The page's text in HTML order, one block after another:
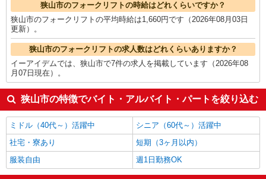
狭山市のフォークリフトの時給はどれくらいですか？
狭山市のフォークリフトの平均時給は1,660円です（2026年08月03日
更新）。
狭山市のフォークリフトの求人数はどれくらいありますか？
イーアイデムでは、狭山市で7件の求人を掲載しています（2026年08
月07日現在）。
狭山市の特徴でバイト・アルバイト・パートを絞り込む
ミドル（40代～）活躍中
シニア（60代～）活躍中
社宅・寮あり
短期（3ヶ月以内）
服装自由
週1日勤務OK